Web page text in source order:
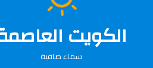
الكويت
سماء صافية